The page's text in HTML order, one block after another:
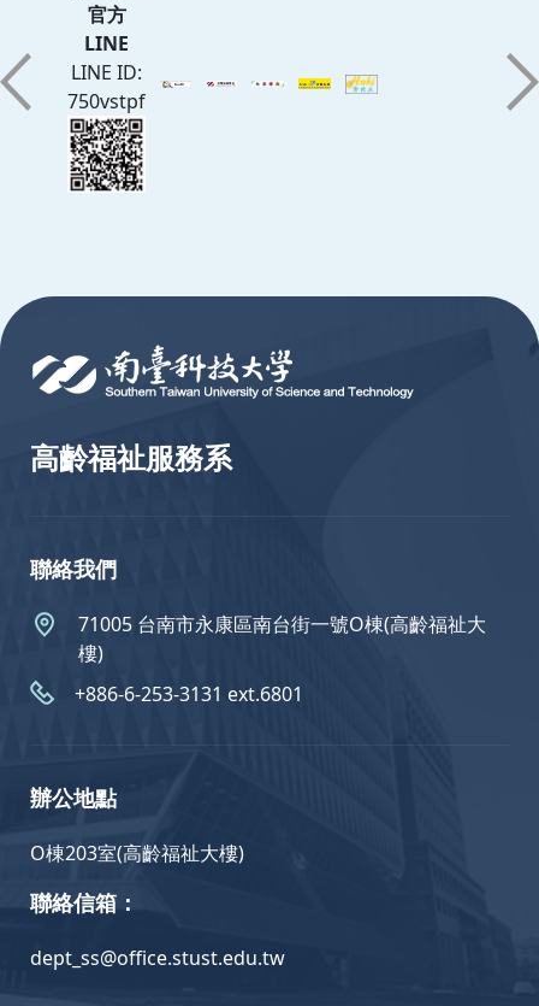
官方
LINE
LINE ID:
750vstpf
高齡福祉服務系
聯絡我們
71005 台南市永康區南台街一號O棟(高齡福祉大
樓)
+886-6-253-3131 ext.6801
辦公地點
O棟203室(高齡福祉大樓)
聯絡信箱：
dept_ss@office.stust.edu.tw